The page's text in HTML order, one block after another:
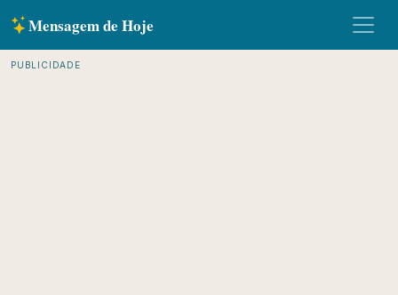
Mensagem de Hoje
PUBLICIDADE